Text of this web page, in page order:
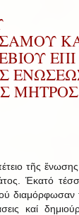
ΕΠΙ
ΜΗΤΡΟΣ
τῆς
Ἑκατό
καί